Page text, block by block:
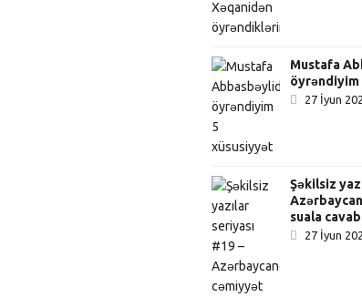
Mustafa
öyrəndiyim
27 İyun
Şəkilsiz
suala
27 İyun